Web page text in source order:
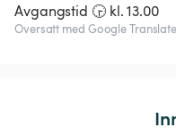
Avgangstid 🕞 kl. 13.00
Oversatt med Google Translate